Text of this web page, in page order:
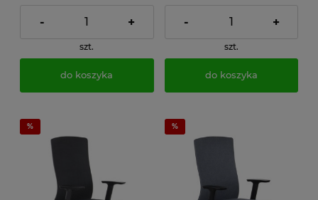
- +
szt.
do koszyka
- +
szt.
do koszyka